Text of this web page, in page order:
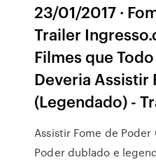
23/01/2017 ·
Trailer
Filmes que
Deveria Assistir
(Legendado) -
Assistir Fome de
Poder dublado e